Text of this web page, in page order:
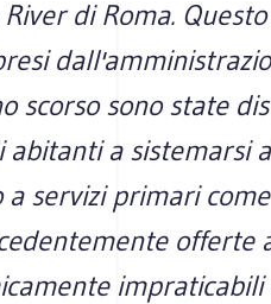
di Roma.
scorso sono state
a sistemarsi
a servizi primari
offerte